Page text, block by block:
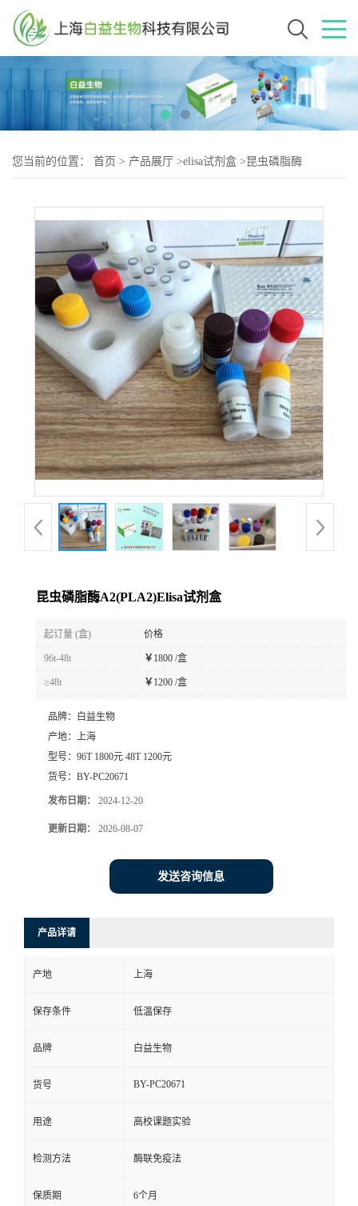
您当前的位置： 首页 > 产品展厅 >elisa试剂盒 > 昆虫磷脂酶
昆虫磷脂酶A2(PLA2)Elisa试剂盒
起订量 (盒) 价格
96t-48t ￥ 1800 /盒
≥48t ￥ 1200 /盒
品牌：
白益生物
产地： 上海
型号： 96T 1800元 48T 1200元
货号： BY-PC20671
发布日期： 2024-12-20
更新日期： 2026-08-07
发送咨询信息
产品详请
产地 上海
保存条件 低温保存
品牌 白益生物
货号 BY-PC20671
用途 高校课题实验
检测方法 酶联免疫法
保质期 6个月